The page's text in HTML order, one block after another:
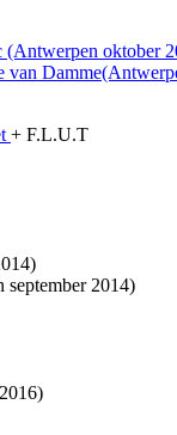
oktober
+ F.L.U.T
september 2014)